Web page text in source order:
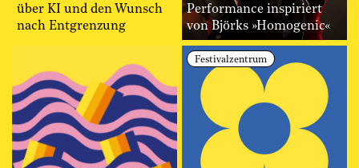
über KI und den Wunsch
nach Entgrenzung
Performance inspiriert
von Björks »Homogenic«
Festivalzentrum